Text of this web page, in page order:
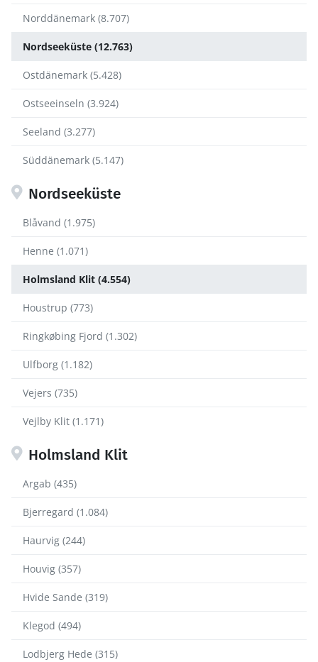
Norddänemark (8.707)
Nordseeküste (12.763)
Ostdänemark (5.428)
Ostseeinseln (3.924)
Seeland (3.277)
Süddänemark (5.147)
Nordseeküste
Blåvand (1.975)
Henne (1.071)
Holmsland Klit (4.554)
Houstrup (773)
Ringkøbing Fjord (1.302)
Ulfborg (1.182)
Vejers (735)
Vejlby Klit (1.171)
Holmsland Klit
Argab (435)
Bjerregard (1.084)
Haurvig (244)
Houvig (357)
Hvide Sande (319)
Klegod (494)
Lodbjerg Hede (315)